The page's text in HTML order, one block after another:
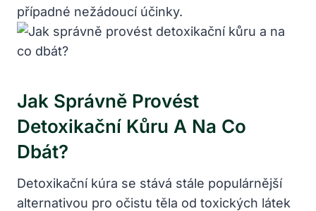
případné nežádoucí účinky.
Jak Správně Provést
Detoxikační Kůru A Na Co
Dbát?
Detoxikační kúra se stává stále populárnější
alternativou pro očistu těla od toxických látek